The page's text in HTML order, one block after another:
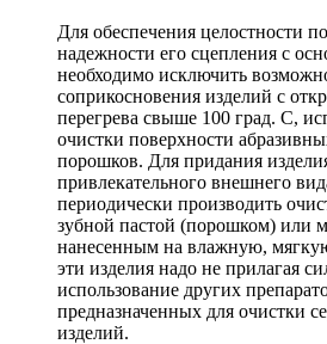
Для обеспечения целостности
надежности его сцепления с
необходимо исключить
соприкосновения изделий с
перегрева свыше 100 град. С,
очистки поверхности
порошков. Для придания
привлекательного внешнего
периодически производить
зубной пастой (порошком) или
нанесенным на влажную,
эти изделия надо не прилагая
использование других
предназначенных для очистки
изделий.